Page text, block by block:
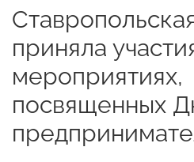
приняла
мероприятиях,
посвященных